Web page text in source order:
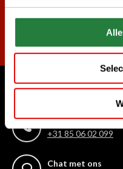
Waar kunnen we u mee
Bel ons gerust
+31 85 06 02 099
Chat met ons